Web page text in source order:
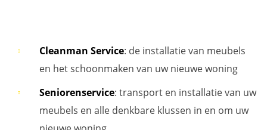
Cleanman Service: de installatie van meubels
en het schoonmaken van uw nieuwe woning
Seniorenservice: transport en installatie van uw
meubels en alle denkbare klussen in en om uw